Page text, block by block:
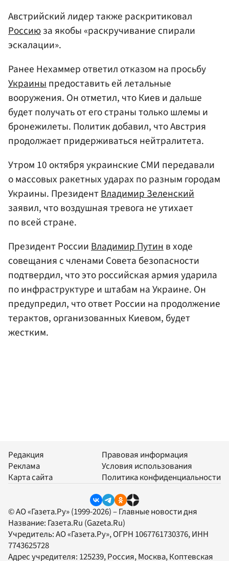
Австрийский лидер также раскритиковал
Россиюза якобы «раскручивание спирали
эскалации».
Ранее Нехаммер ответил отказом на просьбу
Украиныпредоставить ей летальные
вооружения. Он отметил, что Киев и дальше
будет получать от его страны только шлемы и
бронежилеты. Политик добавил, что Австрия
продолжает придерживаться нейтралитета.
Утром 10 октября украинские СМИ передавали
о массовых ракетных ударах по разным городам
Украины. ПрезидентВладимир Зеленский
заявил, что воздушная тревога не утихает
по всей стране.
Президент РоссииВладимир Путинв ходе
совещания с членами Совета безопасности
подтвердил, что это российская армия ударила
по инфраструктуре и штабам на Украине. Он
предупредил, что ответ России на продолжение
терактов, организованных Киевом, будет
жестким.
Редакция
Реклама
Карта сайта
Правовая информация
Условия использования
Политика конфиденциальности
© АО «Газета.Ру» (1999-2026) – Главные новости дня
Название: Газета.Ru (Gazeta.Ru)
Учредитель:АО «Газета.Ру», ОГРН 1067761730376, ИНН
7743625728
Адрес учредителя: 125239, Россия, Москва, Коптевская